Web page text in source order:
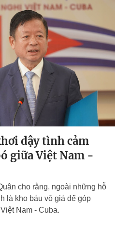
dậy tình cảm
giữa Việt Nam -
cho rằng, ngoài những hỗ
là kho báu vô giá để góp
Nam - Cuba.